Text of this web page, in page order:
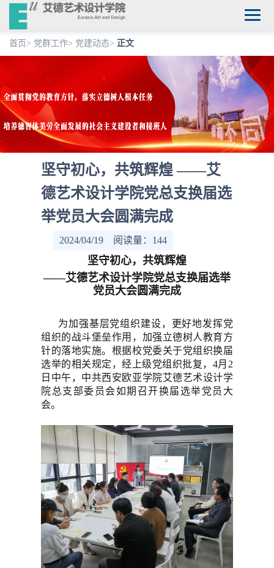
首页> 党群工作> 党建动态> 正文
坚守初心，共筑辉煌 ——艾
德艺术设计学院党总支换届选
举党员大会圆满完成
2024/04/19 阅读量： 144
坚守初心， 共筑辉煌
——艾德艺术设计学院党总支换届选举
党员大会圆满完成
为加强基层党组织建设，更好地发挥党
组织的战斗堡垒作用，加强立德树人教育方
针的落地实施。根据校党委关于党组织换届
选举的相关规定，经上级党组织批复，4月2
日中午，中共西安欧亚学院艾德艺术设计学
院总支部委员会如期召开换届选举党员大
会。